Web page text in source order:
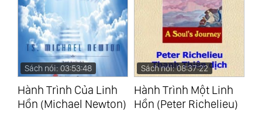
Sách nói: 03:53:48
Hành Trình Của Linh
Hồn (Michael Newton)
Sách nói: 08:37:22
Hành Trình Một Linh
Hồn (Peter Richelieu)